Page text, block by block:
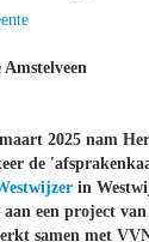
Amstelveen
2025 nam
de
in
aan een project
samen met